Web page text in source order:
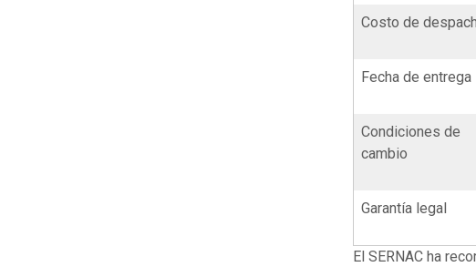
Costo de
Fecha de entrega
Condiciones de
cambio
Garantía legal
El SERNAC ha